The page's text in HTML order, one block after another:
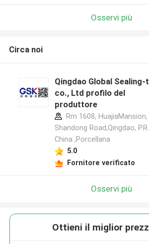
Osservi più
Circa noi
Qingdao Global Sealing-
co., Ltd profilo del
produttore
Rm 1608, HuajiaMansion,
Shandong Road,Qingdao, P.R.
China ,Porcellana
5.0
Fornitore verificato
Osservi più
Ottieni il miglior